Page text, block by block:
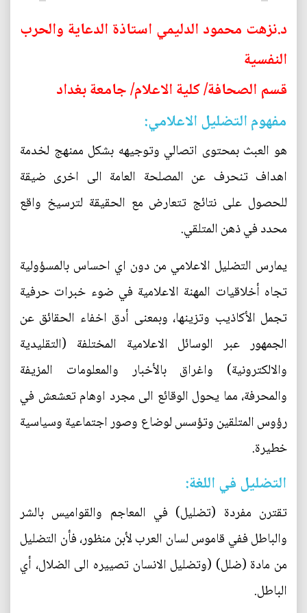
د.نزهت محمود الدليمي استاذة الدعاية والحرب
النفسية
قسم الصحافة/ كلية الاعلام/ جامعة بغداد
مفهوم التضليل الاعلامي:
هو العبث بمحتوى اتصالي وتوجيهه بشكل ممنهج لخدمة
اهداف تنحرف عن المصلحة العامة الى اخرى ضيقة
للحصول على نتائج تتعارض مع الحقيقة لترسيخ واقع
محدد في ذهن المتلقي.
يمارس التضليل الاعلامي من دون اي احساس بالمسؤولية
تجاه أخلاقيات المهنة الاعلامية في ضوء خبرات حرفية
تجمل الأكاذيب وتزينها، وبمعنى أدق اخفاء الحقائق عن
الجمهور عبر الوسائل الاعلامية المختلفة (التقليدية
والالكترونية) واغراق بالأخبار والمعلومات المزيفة
والمحرفة، مما يحول الوقائع الى مجرد اوهام تعشعش في
رؤوس المتلقين وتؤسس لوضاع وصور اجتماعية وسياسية
خطيرة.
التضليل في اللغة:
تقترن مفردة (تضليل) في المعاجم والقواميس بالشر
والباطل ففي قاموس لسان العرب لأبن منظور، فأن التضليل
من مادة (ضلل) (وتضليل الانسان تصييره الى الضلال، أي
الباطل.